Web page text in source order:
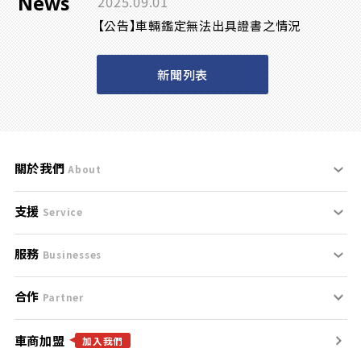
【公告】車輛鑑定無法出具證書之情況
新聞列表
關於我們 About
刊登規範
服務條款
免責聲明
隱私權政策
支援 Service
支援中心
聯絡我們
服務 Businesses
什麼是Goo鑑定？
找好車
合作 Partner
合作夥伴
車商加盟 加入我們